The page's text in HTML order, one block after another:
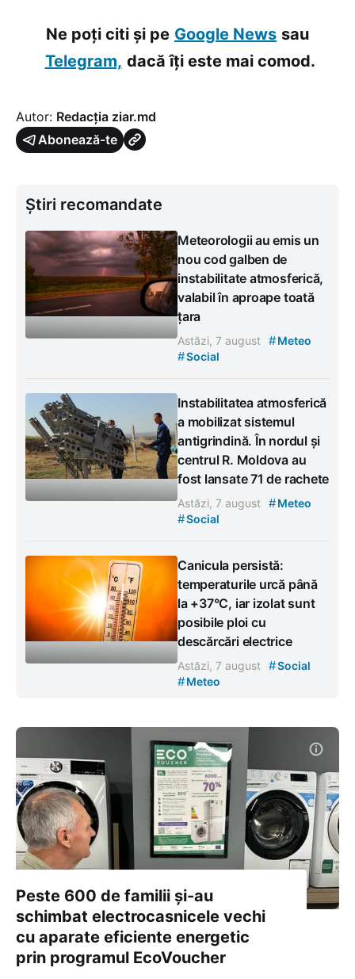
Ne poți citi și pe Google News sau
Telegram, dacă îți este mai comod.
Autor: Redacția ziar.md
Abonează-te
Știri recomandate
Meteorologii au emis un
nou cod galben de
instabilitate atmosferică,
valabil în aproape toată
țara
Astăzi, 7 august #Meteo
#Social
Instabilitatea atmosferică
a mobilizat sistemul
antigrindină. În nordul și
centrul R. Moldova au
fost lansate 71 de rachete
Astăzi, 7 august #Meteo
#Social
Canicula persistă:
temperaturile urcă până
la +37°C, iar izolat sunt
posibile ploi cu
descărcări electrice
Astăzi, 7 august #Social
#Meteo
Peste 600 de familii și-au
schimbat electrocasnicele vechi
cu aparate eficiente energetic
prin programul EcoVoucher